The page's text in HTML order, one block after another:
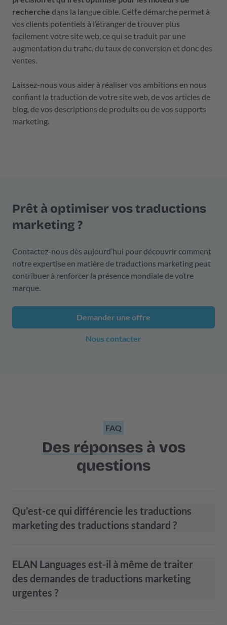
recherche dans la langue cible. Cette démarche permet à
vos clients potentiels à l’étranger de trouver plus
facilement votre site web, ce qui se traduit par une
augmentation du trafic, du taux de conversion et donc des
ventes.
Laissez-nous vous aider à réaliser vos ambitions en nous
confiant la traduction de votre site web, de vos articles de
blog, de vos descriptions de produits ou de vos supports
marketing.
Prêt à optimiser vos traductions
marketing ?
Contactez-nous dès aujourd’hui pour découvrir comment
notre expertise en matière de traductions marketing peut
contribuer à renforcer la présence mondiale de votre
marque.
Demander une offre
Nous contacter
FAQ
Des réponsesà vos
questions
Qu’est-ce qui différencie les traductions
marketing des traductions standard ?
ELAN Languages est-il à même de traiter
des demandes de traductions marketing
urgentes ?